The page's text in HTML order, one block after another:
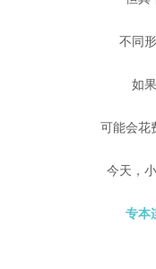
不同
如
可能会花
今天，
专本